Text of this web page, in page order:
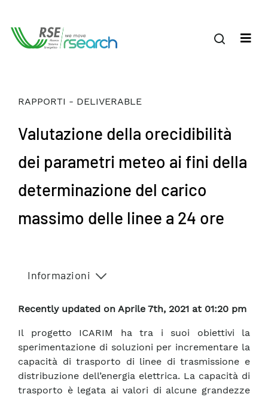
RAPPORTI - DELIVERABLE
Valutazione della orecidibilità
dei parametri meteo ai fini della
determinazione del carico
massimo delle linee a 24 ore
Informazioni
Recently updated on Aprile 7th, 2021 at 01:20 pm
Il progetto ICARIM ha tra i suoi obiettivi la
sperimentazione di soluzioni per incrementare la
capacità di trasporto di linee di trasmissione e
distribuzione dell’energia elettrica. La capacità di
trasporto è legata ai valori di alcune grandezze